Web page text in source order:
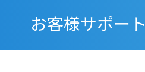
お客様サポート